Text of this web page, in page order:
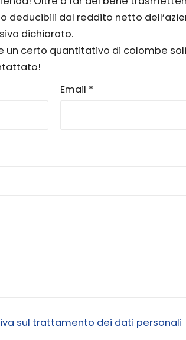
deducibili dal reddito netto
dichiarato.
un certo quantitativo di colombe
Email *
sul trattamento dei dati personali